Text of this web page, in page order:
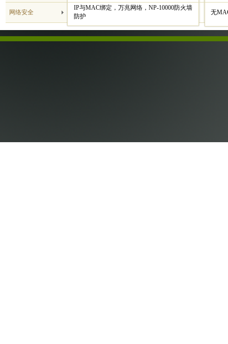
网络安全
IP与MAC绑定，万兆网络，NP-10000防火墙
防护
无